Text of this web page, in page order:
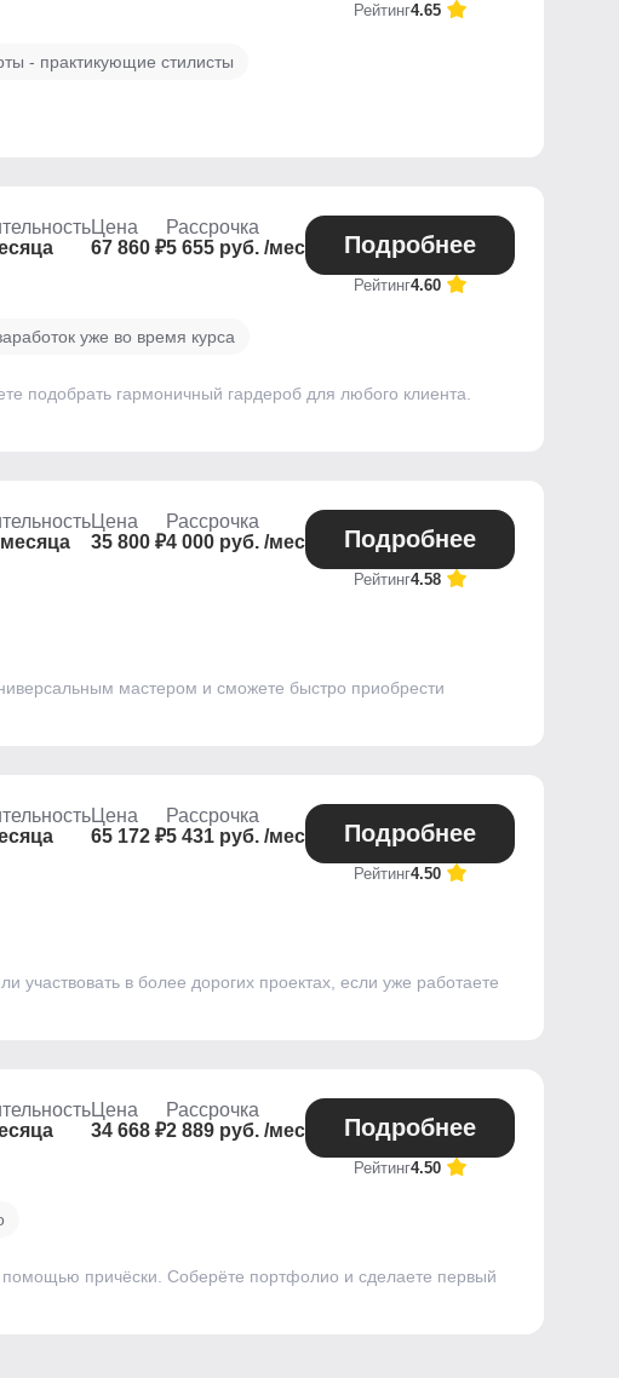
Рейтинг4.65
- практикующие стилисты
Цена
67 860 ₽
Рассрочка
5 655 руб. /мес
Подробнее
Рейтинг4.60
уже во время курса
подобрать гармоничный гардероб для любого клиента.
Цена
35 800 ₽
Рассрочка
4 000 руб. /мес
Подробнее
Рейтинг4.58
мастером и сможете быстро приобрести
Цена
65 172 ₽
Рассрочка
5 431 руб. /мес
Подробнее
Рейтинг4.50
участвовать в более дорогих проектах, если уже работаете
Цена
34 668 ₽
Рассрочка
2 889 руб. /мес
Подробнее
Рейтинг4.50
помощью причёски. Соберёте портфолио и сделаете первый